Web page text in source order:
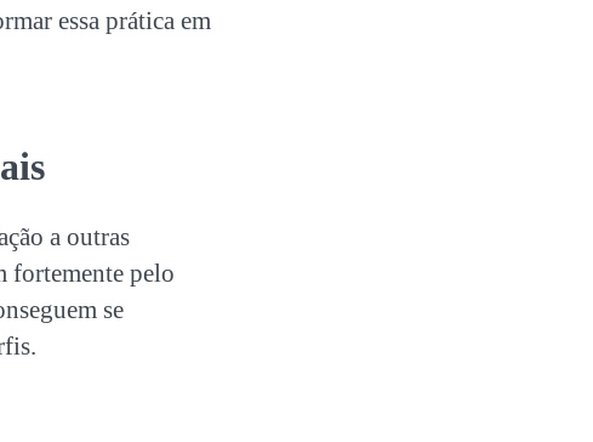
essa prática em
a outras
fortemente pelo
se